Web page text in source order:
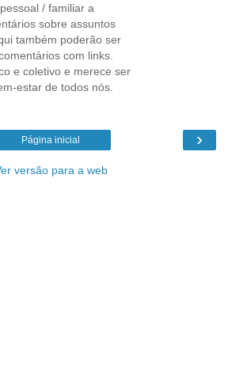
/ familiar a
sobre assuntos
também poderão ser
com links.
e coletivo e merece ser
estar de todos nós.
›
Página inicial
versão para a web